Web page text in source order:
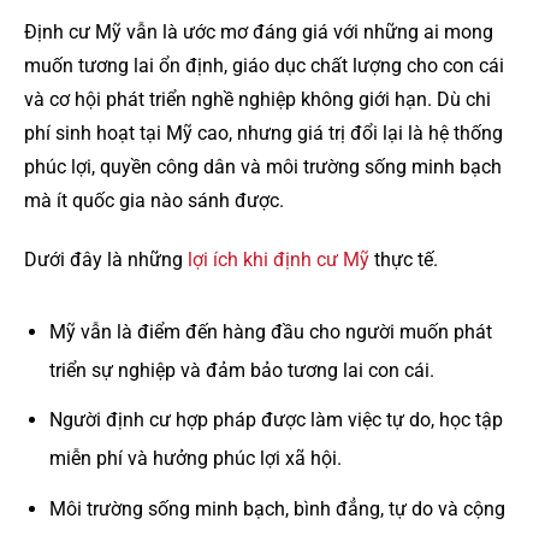
Định cư Mỹ vẫn là ước mơ đáng giá với những ai mong
muốn tương lai ổn định, giáo dục chất lượng cho con cái
và cơ hội phát triển nghề nghiệp không giới hạn. Dù chi
phí sinh hoạt tại Mỹ cao, nhưng giá trị đổi lại là hệ thống
phúc lợi, quyền công dân và môi trường sống minh bạch
mà ít quốc gia nào sánh được.
Dưới đây là những lợi ích khi định cư Mỹ thực tế.
Mỹ vẫn là điểm đến hàng đầu cho người muốn phát
triển sự nghiệp và đảm bảo tương lai con cái.
Người định cư hợp pháp được làm việc tự do, học tập
miễn phí và hưởng phúc lợi xã hội.
Môi trường sống minh bạch, bình đẳng, tự do và cộng